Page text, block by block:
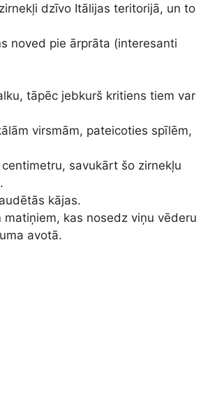
dzīvo Itālijas teritorijā, un to
noved pie ārprāta (interesanti
tāpēc jebkurš kritiens tiem var
virsmām, pateicoties spīlēm,
savukārt šo zirnekļu
kājas.
kas nosedz viņu vēderu
avotā.